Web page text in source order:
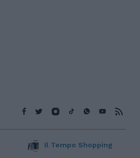
Il Tempo Shopping